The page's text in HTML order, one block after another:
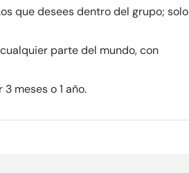
que desees dentro del grupo; solo
parte del mundo, con
meses o 1 año.